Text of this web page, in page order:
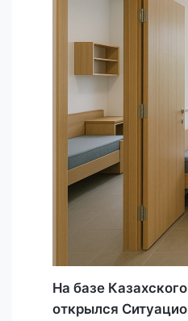
На базе
открылся